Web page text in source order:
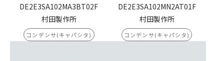
DE2E3SA102MA3BT02F
村田製作所
コンデンサ(キャパシタ)
DE2E3SA102MN2AT01F
村田製作所
コンデンサ(キャパシタ)